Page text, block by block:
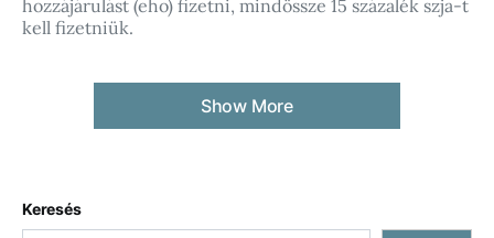
hozzájárulást (eho) fizetni, mindössze 15 százalék szja-t
kell fizetniük.
Show More
Keresés